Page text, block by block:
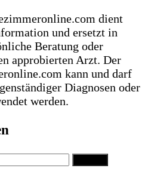
dient
und ersetzt in
Beratung oder
approbierten Arzt. Der
kann und darf
Diagnosen oder
werden.